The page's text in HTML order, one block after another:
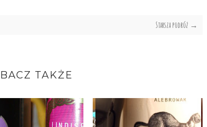
Starsza podróż →
TAKŻE